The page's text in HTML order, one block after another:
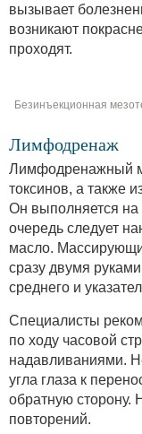
вызывает
возникают
проходят.
Безинъекционная
Лимфодренаж
Лимфодренажный
токсинов, а также
Он выполняется
очередь следует
масло.
сразу двумя
среднего и
Специалисты
по ходу часовой
надавливаниями.
угла глаза к
обратную сторону.
повторений.